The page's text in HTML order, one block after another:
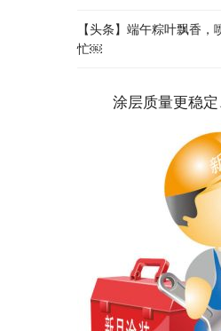
【头条】端午粽叶飘香
忙￼
涂层质量更稳